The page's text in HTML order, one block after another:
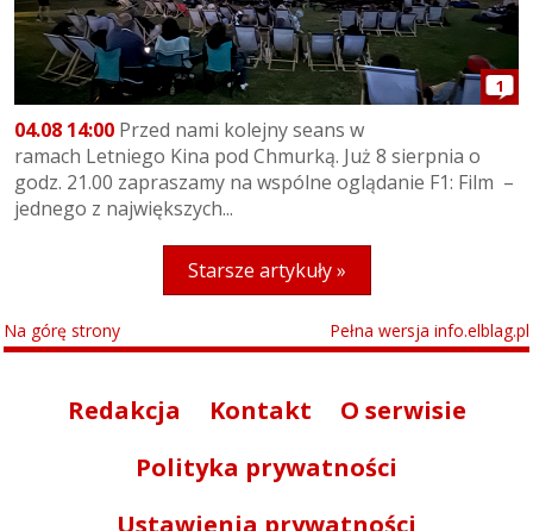
1
04.08 14:00 Przed nami kolejny seans w
ramach Letniego Kina pod Chmurką. Już 8 sierpnia o
godz. 21.00 zapraszamy na wspólne oglądanie F1: Film –
jednego z największych...
Starsze artykuły »
Na górę strony Pełna wersja info.elblag.pl
Redakcja Kontakt
O serwisie
Polityka prywatności
Ustawienia prywatności